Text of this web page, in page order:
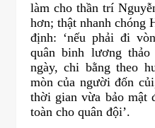
làm cho thần trí
hơn; thật nhanh chóng
định: ‘nếu phải đi
quân binh lương
ngày, chi bằng theo
mòn của người đốn
thời gian vừa bảo mật
toàn cho quân đội’.